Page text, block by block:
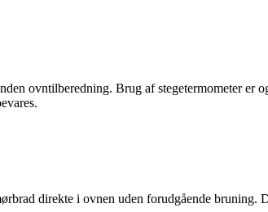
ovntilberedning. Brug af stegetermometer er
direkte i ovnen uden forudgående bruning.